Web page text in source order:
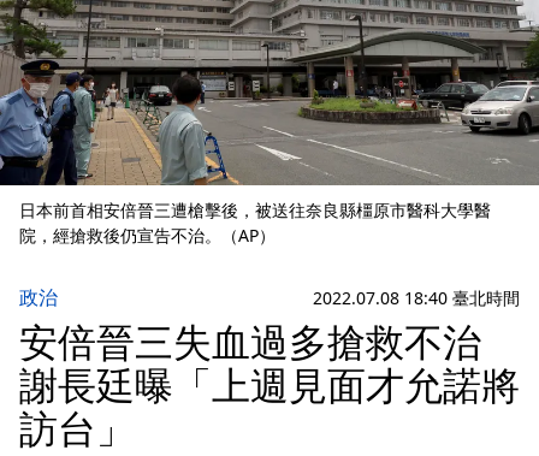
日本前首相安倍晉三遭槍擊後，被送往奈良縣橿原市醫科大學醫
院，經搶救後仍宣告不治。（AP）
政治 2022.07.08 18:40 臺北時間
安倍晉三失血過多搶救不治
謝長廷曝「上週見面才允諾將
訪台」